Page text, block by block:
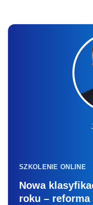
SZKOLENIE ONLINE
Nowa
roku –